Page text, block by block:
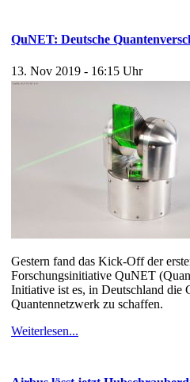
QuNET: Deutsche
13. Nov 2019 - 16:15 Uhr
Gestern fand das Kick-Off der
Forschungsinitiative QuNET
Initiative ist es, in Deutschland die
Quantennetzwerk zu schaffen.
Weiterlesen...